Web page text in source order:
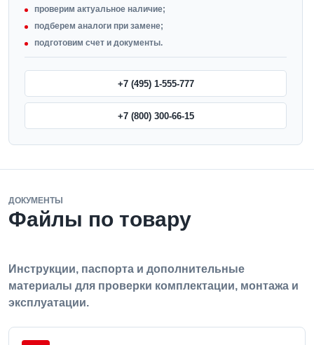
проверим актуальное наличие;
подберем аналоги при замене;
подготовим счет и документы.
+7 (495) 1-555-777
+7 (800) 300-66-15
ДОКУМЕНТЫ
Файлы по товару
Инструкции, паспорта и дополнительные
материалы для проверки комплектации, монтажа и
эксплуатации.